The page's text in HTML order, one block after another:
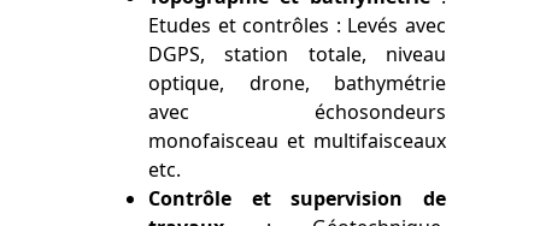
Etudes et contrôles : Levés avec
DGPS, station totale, niveau
optique, drone, bathymétrie
avec échosondeurs
monofaisceau et multifaisceaux
etc.
Contrôle et supervision de